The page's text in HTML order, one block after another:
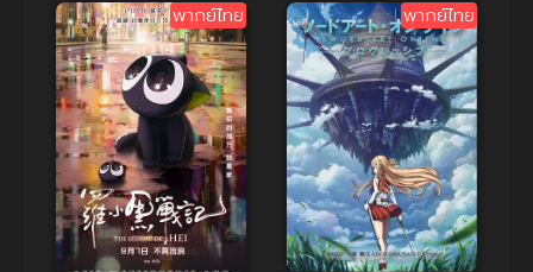
ADVENTURE
(2015) บาร์บี้
ตอนการผจญ
ภัยครั้งยิ่งใหญ่
ของน้องหมาผู้
น่ารัก พากย์
ไทย
พากย์ไทย พากย์ไทย